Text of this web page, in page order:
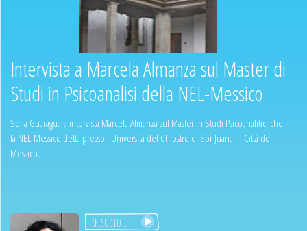
Intervista a Marcela Almanza sul Master di
Studi in Psicoanalisi della NEL-Messico
Sofia Guaraguara intervista Marcela Almanza sul Master in Studi Psicoanalitici che
la NEL-Messico detta presso l'Università del Chiostro di Sor Juana in Città del
Messico.
Episodio 1